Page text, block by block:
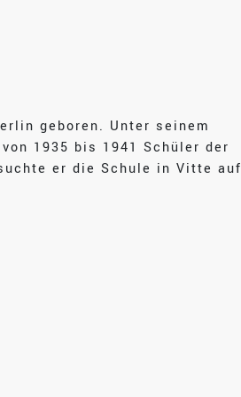
geboren. Unter seinem
1935 bis 1941 Schüler der
er die Schule in Vitte auf